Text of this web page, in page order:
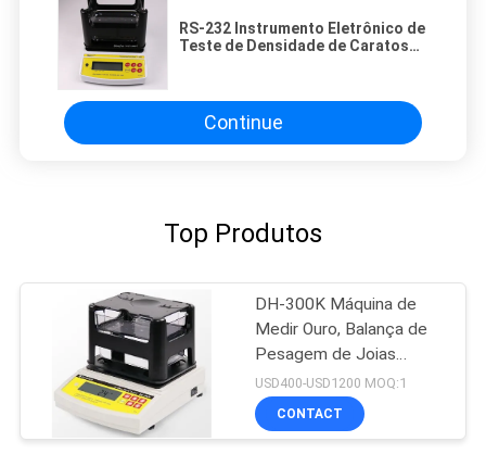
RS-232 Instrumento Eletrônico de
Teste de Densidade de Caratos
Continue
Top Produtos
DH-300K Máquina de
Medir Ouro, Balança de
Pesagem de Joias
Tester de Ouro Detector
de Pureza
USD400-USD1200 MOQ:1
CONTACT